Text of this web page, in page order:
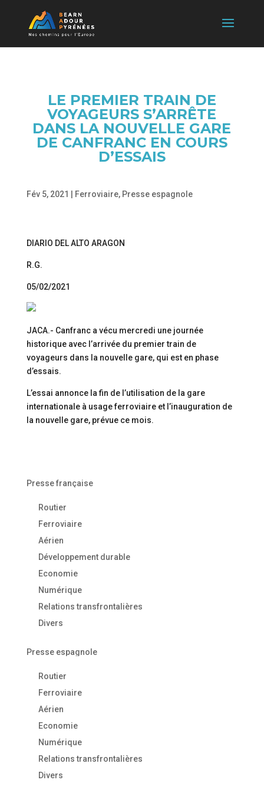
LE PREMIER TRAIN DE
VOYAGEURS S’ARRÊTE
DANS LA NOUVELLE GARE
DE CANFRANC EN COURS
D’ESSAIS
Fév 5, 2021 Ferroviaire, Presse espagnole
DIARIO DEL ALTO ARAGON
R.G.
05/02/2021
JACA.- Canfranc a vécu mercredi une journée
historique avec l’arrivée du premier train de
voyageurs dans la nouvelle gare, qui est en phase
d’essais.
L’essai annonce la fin de l’utilisation de la gare
internationale à usage ferroviaire et l’inauguration de
la nouvelle gare, prévue ce mois.
Presse française
Routier
Ferroviaire
Aérien
Développement durable
Economie
Numérique
Relations transfrontalières
Divers
Presse espagnole
Routier
Ferroviaire
Aérien
Economie
Numérique
Relations transfrontalières
Divers